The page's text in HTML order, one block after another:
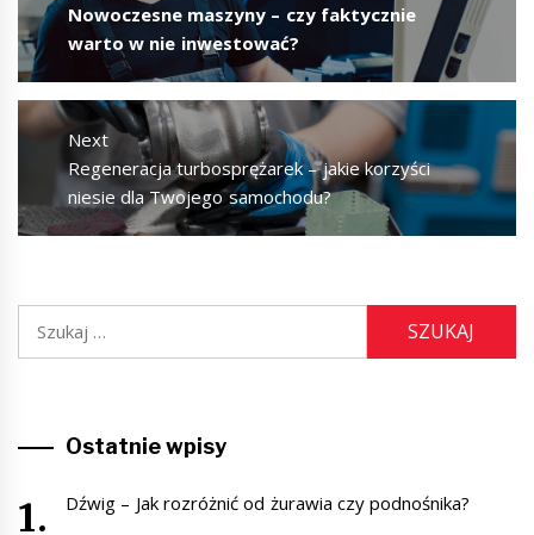
Previous
post:
Nowoczesne maszyny – czy faktycznie
warto w nie inwestować?
Next
Next
post:
Regeneracja turbosprężarek – jakie korzyści
niesie dla Twojego samochodu?
Ostatnie wpisy
Dźwig – Jak rozróżnić od żurawia czy podnośnika?